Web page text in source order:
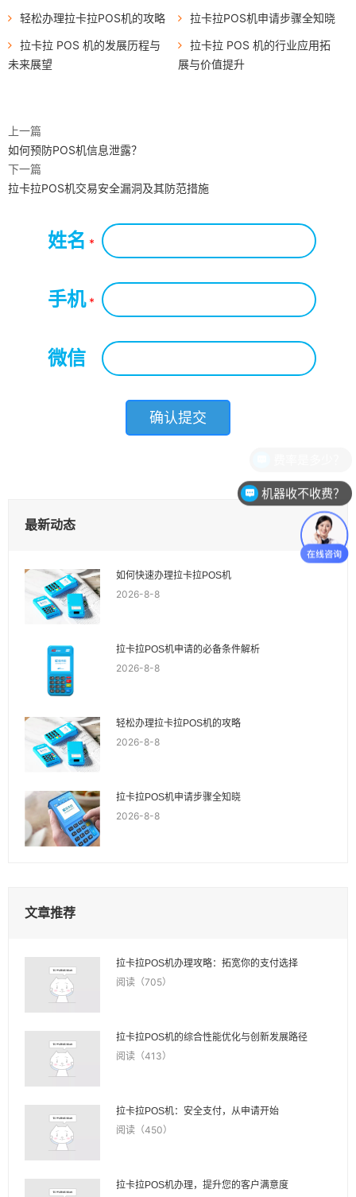
轻松办理拉卡拉POS机的攻略
拉卡拉POS机申请步骤全知晓
拉卡拉 POS 机的发展历程与
未来展望
拉卡拉 POS 机的行业应用拓
展与价值提升
上一篇
如何预防POS机信息泄露？
下一篇
拉卡拉POS机交易安全漏洞及其防范措施
姓名 *
手机*
微信
最新动态
如何快速办理拉卡拉POS机
2026-8-8
拉卡拉POS机申请的必备条件解析
2026-8-8
轻松办理拉卡拉POS机的攻略
2026-8-8
拉卡拉POS机申请步骤全知晓
2026-8-8
文章推荐
拉卡拉POS机办理攻略：拓宽你的支付选择
阅读（705）
拉卡拉POS机的综合性能优化与创新发展路径
阅读（413）
拉卡拉POS机：安全支付，从申请开始
阅读（450）
拉卡拉POS机办理，提升您的客户满意度
机器收不收费？